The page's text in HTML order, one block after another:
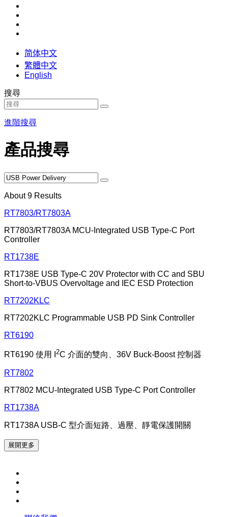
简体中文
繁體中文
English
搜尋
進階搜尋
產品搜尋
About9 Results
RT7803/RT7803A
RT7803/RT7803A MCU-Integrated USB Type-C Port
Controller
RT1738E
RT1738E USB Type-C 20V Protector with CC and SBU
Short-to-VBUS Overvoltage and IEC ESD Protection
RT7202KLC
RT7202KLC Programmable USB PD Sink Controller
RT6190
RT6190 使用 I 2C 介面的雙向、36V Buck-Boost 控制器
RT7802
RT7802 MCU-Integrated USB Type-C Port Controller
RT1738A
RT1738A USB-C 型介面短路、過壓、靜電保護開關
展開更多